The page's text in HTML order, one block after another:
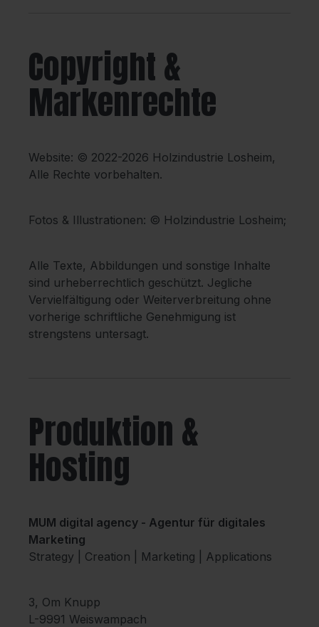
Copyright &
Markenrechte
Website: © 2022-2026 Holzindustrie Losheim,
Alle Rechte vorbehalten.
Fotos & Illustrationen: © Holzindustrie Losheim;
Alle Texte, Abbildungen und sonstige Inhalte
sind urheberrechtlich geschützt. Jegliche
Vervielfältigung oder Weiterverbreitung ohne
vorherige schriftliche Genehmigung ist
strengstens untersagt.
Produktion &
Hosting
MUM digital agency - Agentur für digitales
Marketing
Strategy | Creation | Marketing | Applications
3, Om Knupp
L-9991 Weiswampach